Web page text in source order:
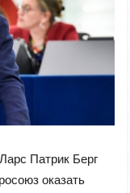
Патрик Берг
оказать